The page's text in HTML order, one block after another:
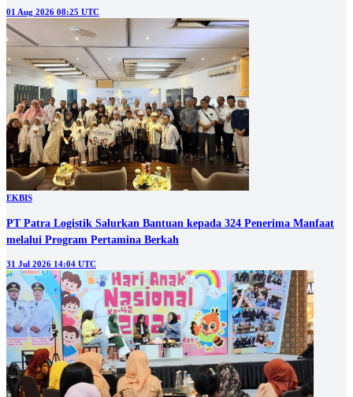
01 Aug 2026 08:25 UTC
EKBIS
PT Patra Logistik Salurkan Bantuan kepada 324 Penerima Manfaat
melalui Program Pertamina Berkah
31 Jul 2026 14:04 UTC